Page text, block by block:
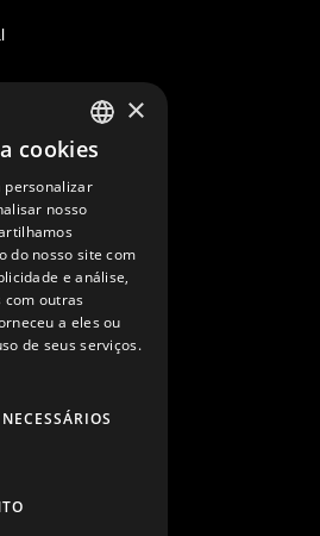
PORTUGUESE
ENGLISH
×
cookies
personalizar
nosso
do nosso site com
e análise,
com outras
a eles ou
de seus serviços.